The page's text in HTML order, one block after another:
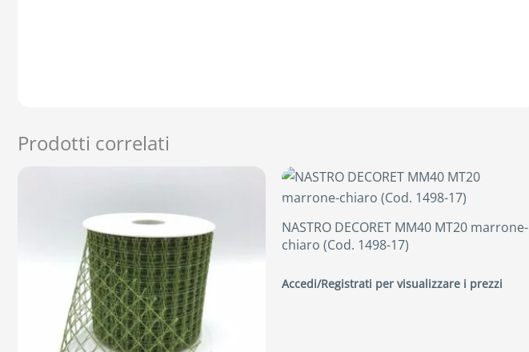
Prodotti correlati
NASTRO DECORET MM40 MT20 marrone-
chiaro (Cod. 1498-17)
Accedi/Registrati per visualizzare i prezzi